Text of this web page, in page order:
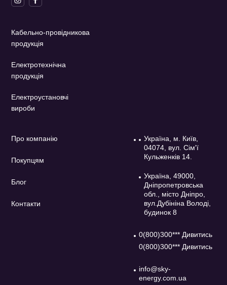
Кабельно-провідникова
продукція
Електротехнічна
продукція
Електроустановчі
вироби
Про компанію
Покупцям
Блог
Контакти
Україна, м. Київ,
04074, вул. Сім'ї
Кульженків 14.
Україна, 49000,
Дніпропетровська
обл., місто Дніпро,
вул.Дубініна Володі,
будинок 8
0(800)300*** Дивитись
0(800)300*** Дивитись
info@sky-
energy.com.ua